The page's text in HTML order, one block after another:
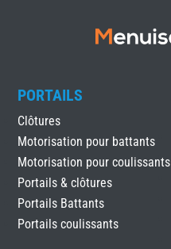
PORTAILS
Clôtures
Motorisation pour battants
Motorisation pour coulissants
Portails & clôtures
Portails Battants
Portails coulissants